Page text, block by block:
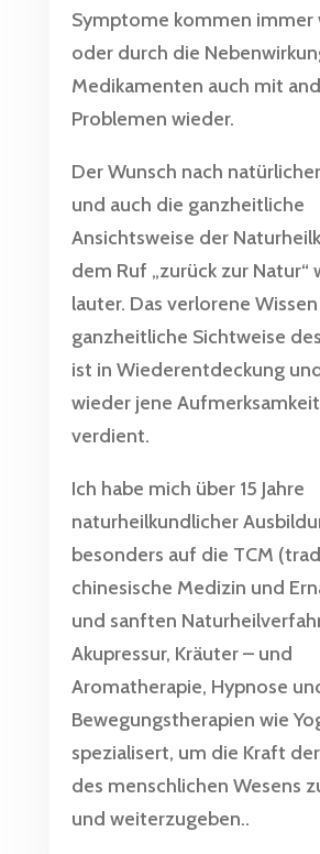
Symptome kommen immer
oder durch die
Medikamenten auch mit
Problemen wieder.
Der Wunsch nach
und auch die ganzheitliche
Ansichtsweise der
dem Ruf „zurück zur Natur“
lauter. Das verlorene
ganzheitliche Sichtweise
ist in Wiederentdeckung
wieder jene
verdient.
Ich habe mich über 15 Jahre
naturheilkundlicher
besonders auf die TCM
chinesische Medizin und
und sanften
Akupressur, Kräuter – und
Aromatherapie, Hypnose
Bewegungstherapien wie
spezialisert, um die Kraft
des menschlichen Wesens
und weiterzugeben..